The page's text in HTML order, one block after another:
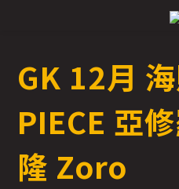
GK 12月
PIECE 亞
隆 Zoro